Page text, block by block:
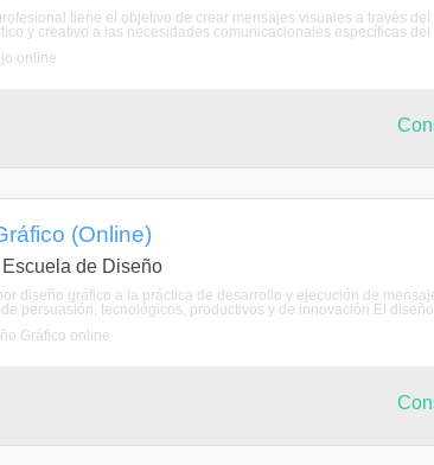
tiene el objetivo de crear mensajes visuales a través
y creativo a las necesidades comunicacionales específicas
online
(Online)
de Diseño
diseño gráfico a la práctica de desarrollo y ejecución de
persuasión, tecnológicos, productivos y de innovación.El
Gráfico online